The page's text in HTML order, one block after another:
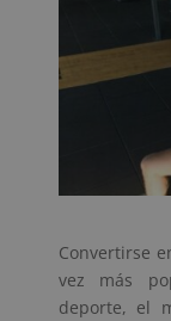
Convertirse
vez más
deporte, el